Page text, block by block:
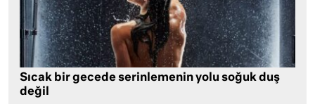
Sıcak bir gecede serinlemenin yolu soğuk duş
değil